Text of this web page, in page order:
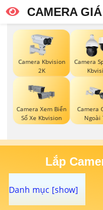
CAMERA
Camera Kbvision
2K
Camera
Camera Xem Biển
Số Xe Kbvision
Camera
Ngoài
Lắp